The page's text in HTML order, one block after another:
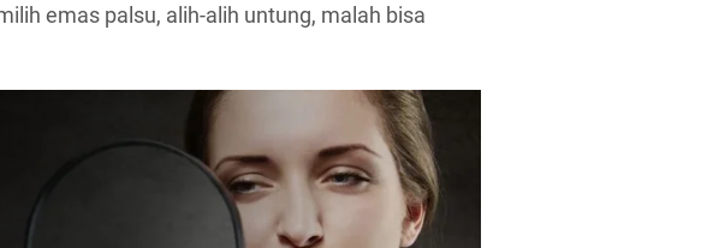
emas palsu, alih-alih untung, malah bisa